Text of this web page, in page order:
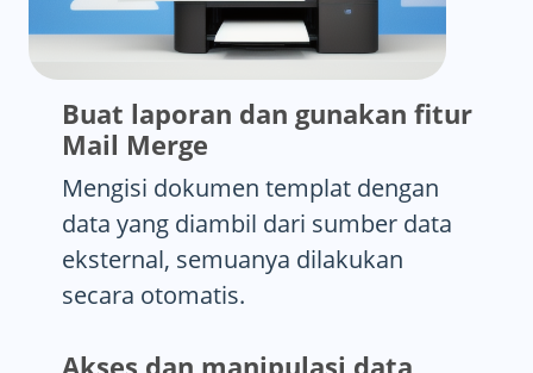
Buat laporan dan gunakan fitur
Mail Merge
Mengisi dokumen templat dengan
data yang diambil dari sumber data
eksternal, semuanya dilakukan
secara otomatis.
Akses dan manipulasi data